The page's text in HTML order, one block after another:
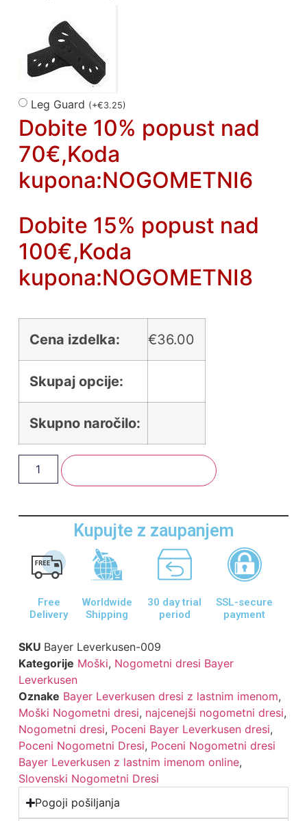
Leg Guard (+€3.25)
Dobite 10% popust nad
70€,Koda
kupona:NOGOMETNI6
Dobite 15% popust nad
100€,Koda
kupona:NOGOMETNI8
Cena izdelka: €36.00
Skupaj opcije:
Skupno naročilo:
Kupujte z zaupanjem
Free
Delivery
Worldwide
Shipping
30 day trial
period
SSL-secure
payment
SKU Bayer Leverkusen-009
Kategorije Moški, Nogometni dresi Bayer
Leverkusen
Oznake Bayer Leverkusen dresi z lastnim imenom,
Moški Nogometni dresi, najcenejši nogometni dresi,
Nogometni dresi, Poceni Bayer Leverkusen dresi,
Poceni Nogometni Dresi, Poceni Nogometni dresi
Bayer Leverkusen z lastnim imenom online,
Slovenski Nogometni Dresi
Pogoji pošiljanja